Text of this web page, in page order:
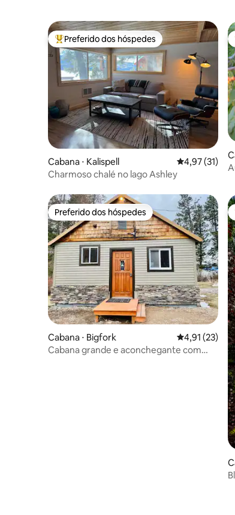
Entre os melhores preferidos dos hóspedes
Preferido dos hóspedes
Cabana ⋅ Kalispell 4,97 de uma
4,97 (31)
Charmoso chalé no lago Ashley
Preferido dos hóspedes
Preferido dos hóspedes
Cabana ⋅ Bigfork 4,91 de uma
4,91 (23)
Cabana grande e aconchegante com